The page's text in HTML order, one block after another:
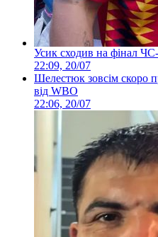
Усик сходив на фінал
22:09, 20/07
Шелестюк зовсім скоро
від WBO
22:06, 20/07